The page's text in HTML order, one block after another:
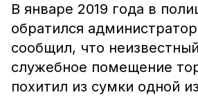
В январе 2019 года в
обратился
сообщил, что
служебное помещение
похитил из сумки одной